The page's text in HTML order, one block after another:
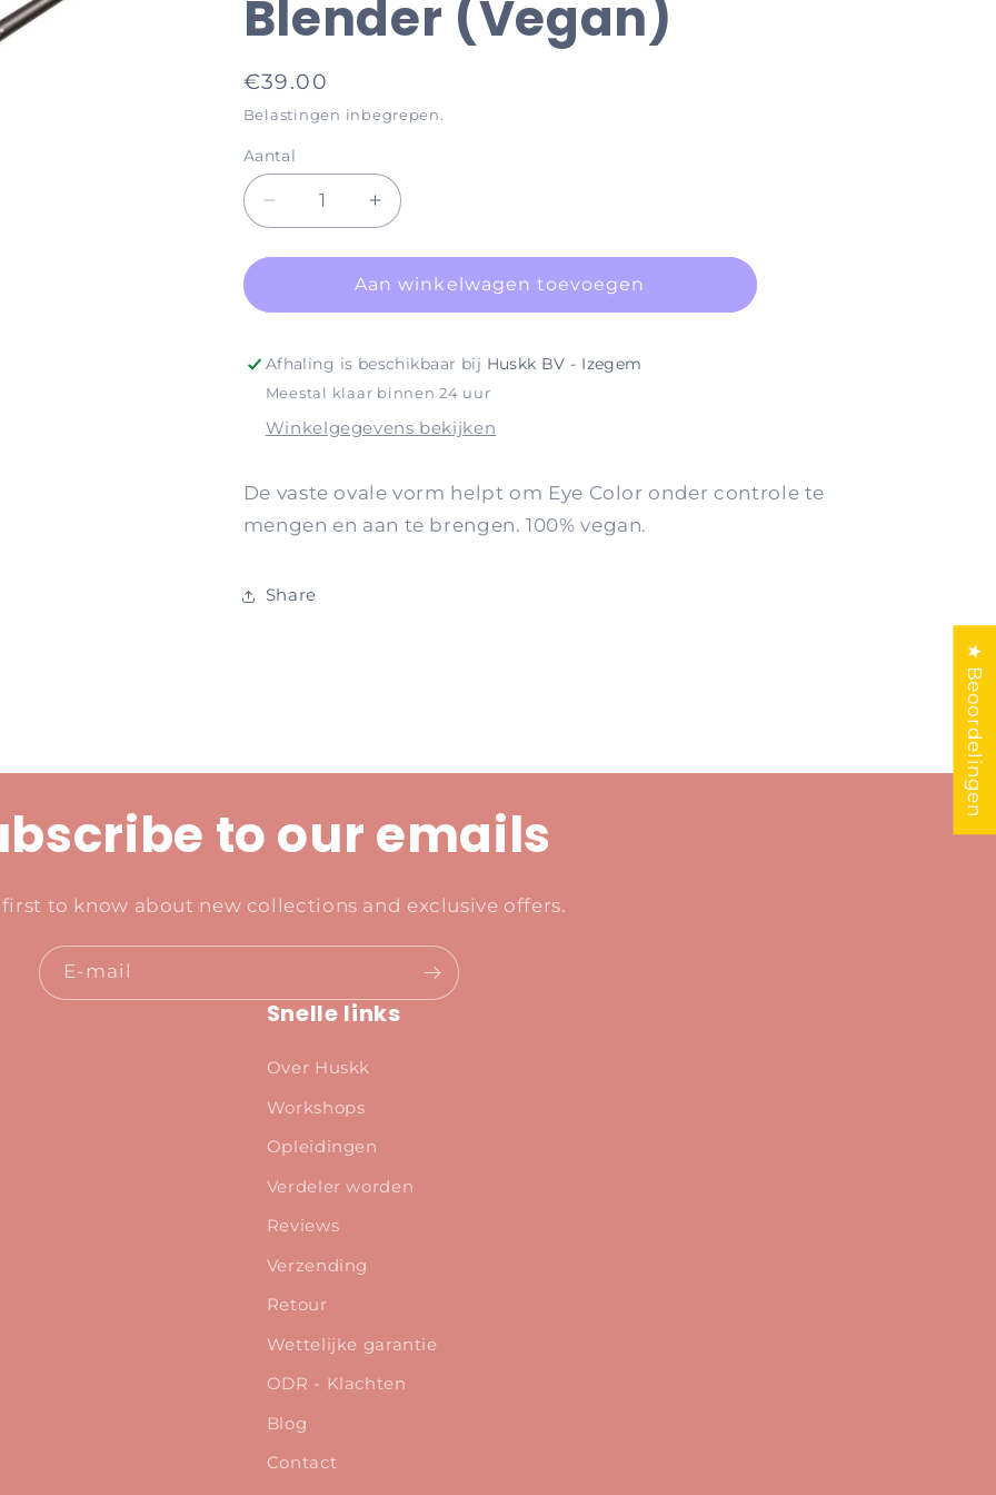
Blender (Vegan)
Normale
prijs
€39.00
Belastingen inbegrepen.
Aantal
Aantal
verlagen
voor
#350
Blender
(Vegan)
Aantal
verhogen
voor
Brushes
#350
Blender
(Vegan)
Aan winkelwagen toevoegen
Afhaling is beschikbaar bij Huskk BV - Izegem
Meestal klaar binnen 24 uur
Winkelgegevens bekijken
De vaste ovale vorm helpt om Eye Color onder controle te
mengen en aan te brengen. 100% vegan.
Share
to our emails
first to know about new collections and exclusive offers.
E‑mail
Snelle links
Over Huskk
Workshops
Opleidingen
Verdeler worden
Reviews
Verzending
Retour
Wettelijke garantie
ODR - Klachten
Blog
Contact
★ Beoordelingen